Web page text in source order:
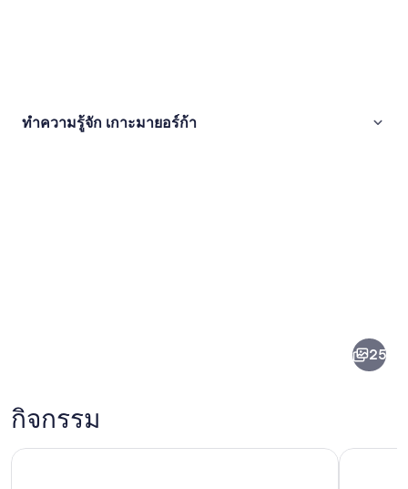
ทำความรู้จัก เกาะมายอร์ก้า
25
กิจกรรม
Alcudia: ตั๋วเข้าพิพิธภัณฑ์ Sa Bassa Blanca ตั๋ว